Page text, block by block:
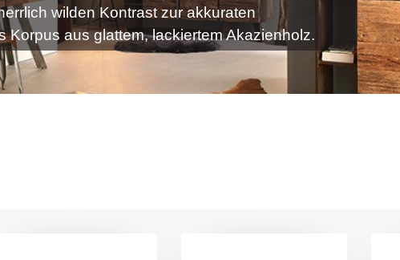
wilden Kontrast zur akkuraten
Korpus aus glattem, lackiertem Akazienholz.